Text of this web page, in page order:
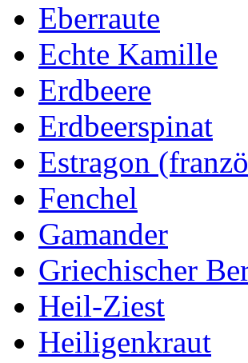
Eberraute
Echte Kamille
Erdbeere
Erdbeerspinat
Estragon
Fenchel
Gamander
Griechischer
Heil-Ziest
Heiligenkraut